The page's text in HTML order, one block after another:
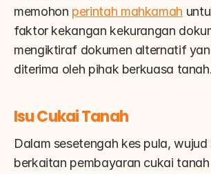
memohon perintah mahkamah
faktor kekangan kekurangan
mengiktiraf dokumen alternatif
diterima oleh pihak berkuasa tanah.
Isu Cukai Tanah
Dalam sesetengah kes pula, wujud
berkaitan pembayaran cukai